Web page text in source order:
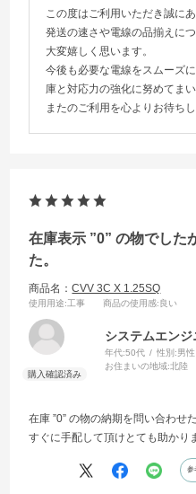
この度はご利用いただき誠に
発送の速さや電線の品揃えに
大変嬉しく思います。
今後も必要な電線をスムーズ
庫と対応力の強化に努めてまい
またのご利用を心よりお待ちし
在庫表示 ”0” の物でした
た。
商品名：CVV 3C X 1.25SQ
使用用途:工事 商品の使用感:良い
システムエンジ
年代:50代 性別:男性
お住まいの地域:北陸
在庫 ”0” の物の納期を問い合わせ
すぐに手配して頂けとても助かり
参